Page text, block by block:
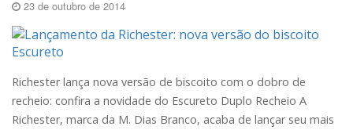
23 de outubro de 2014
Richester lança nova versão de biscoito com o dobro de
recheio: confira a novidade do Escureto Duplo Recheio A
Richester, marca da M. Dias Branco, acaba de lançar seu mais